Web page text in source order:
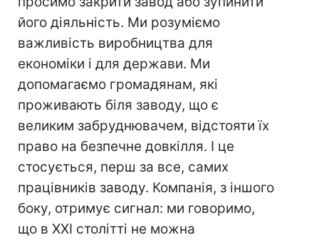
його діяльність. Ми розуміємо
важливість виробництва для
економіки і для держави. Ми
допомагаємо громадянам, які
проживають біля заводу, що є
великим забруднювачем, відстояти їх
право на безпечне довкілля. І це
стосується, перш за все, самих
працівників заводу. Компанія, з іншого
боку, отримує сигнал: ми говоримо,
що в XXI столітті не можна